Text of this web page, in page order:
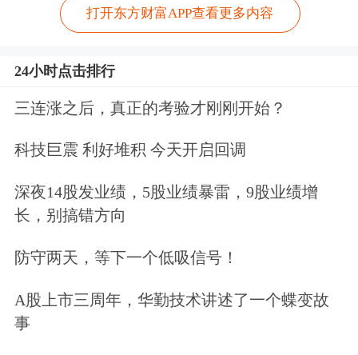
打开东方财富APP查看更多内容
24小时点击排行
三连涨之后，真正的考验才刚刚开始？
科技巨震 利好堆积 今天开启回调
深夜14股发业绩，5股业绩暴雷，9股业绩增
长，别搞错方向
防守两天，等下一个低吸信号！
A股上市三周年，华勤技术讲述了一个蝶变故
事